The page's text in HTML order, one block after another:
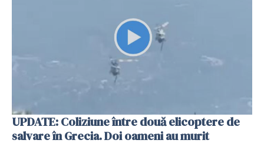
UPDATE: Coliziune între două elicoptere de
salvare în Grecia. Doi oameni au murit